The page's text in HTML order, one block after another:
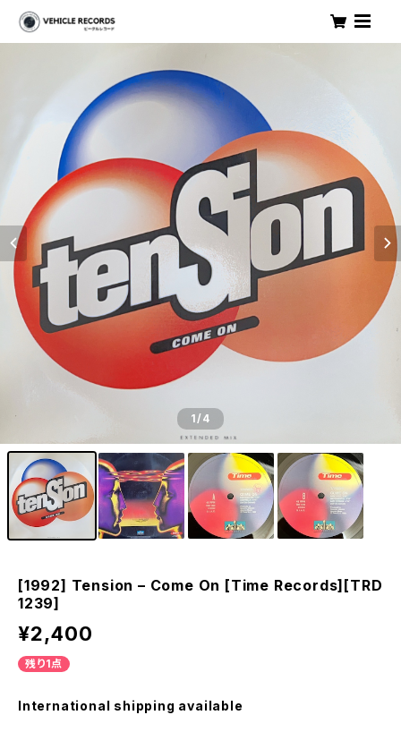
1/4
[1992] Tension – Come On [Time Records][TRD
1239]
¥2,400
残り1点
International shipping available